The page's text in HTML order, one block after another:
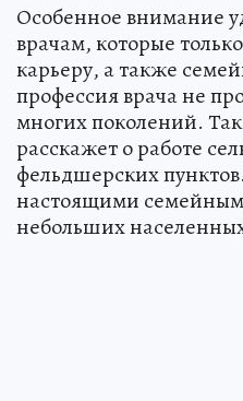
Особенное внимание
врачам, которые
карьеру, а также
профессия врача не
многих поколений.
расскажет о работе
фельдшерских
настоящими
небольших